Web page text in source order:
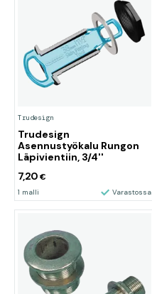
Trudesign
Trudesign
Asennustyökalu Rungon
Läpivientiin, 3/4''
7,20€
1 malli Varastossa